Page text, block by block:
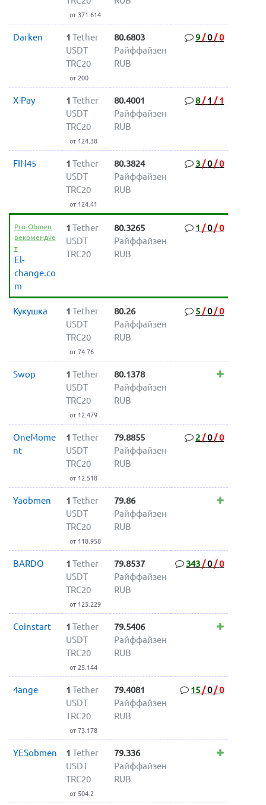
от 371.614
Darken 1 Tether
USDT
TRC20
от 200
80.6803
Райффайзен
RUB
9 /0/0
X-Pay 1 Tether
USDT
TRC20
от 124.38
80.4001
Райффайзен
RUB
8/ 1 / 1
FIN45 1 Tether
USDT
TRC20
от 124.41
80.3824
Райффайзен
RUB
3 /0/0
Pro-Obmen
рекомендуе
т
El-
change.co
m
1 Tether
USDT
TRC20
80.3265
Райффайзен
RUB
1 /0/0
Кукушка 1 Tether
USDT
TRC20
от 74.76
80.26
Райффайзен
RUB
5 /0/0
Swop 1 Tether
USDT
TRC20
от 12.479
80.1378
Райффайзен
RUB
OneMome
nt
1 Tether
USDT
TRC20
от 12.518
79.8855
Райффайзен
RUB
2 /0/0
Yaobmen 1 Tether
USDT
TRC20
от 118.958
79.86
Райффайзен
RUB
BARDO 1 Tether
USDT
TRC20
от 125.229
79.8537
Райффайзен
RUB
343 /0/0
Coinstart 1 Tether
USDT
TRC20
от 25.144
79.5406
Райффайзен
RUB
4ange 1 Tether
USDT
TRC20
от 73.178
79.4081
Райффайзен
RUB
15 /0/0
YESobmen 1 Tether
USDT
TRC20
от 504.2
79.336
Райффайзен
RUB